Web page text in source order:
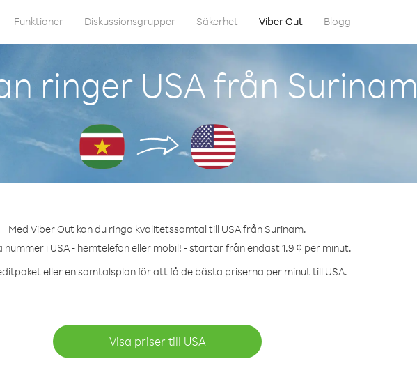
Funktioner Diskussionsgrupper Säkerhet Viber Out Blogg
ringer USA från Surinam
Med Viber Out kan du ringa kvalitetssamtal till USA från Surinam.
nummer i USA - hemtelefon eller mobil! - startar från endast 1.9 ¢ per minut.
eller en samtalsplan för att få de bästa priserna per minut till USA.
Visa priser till USA